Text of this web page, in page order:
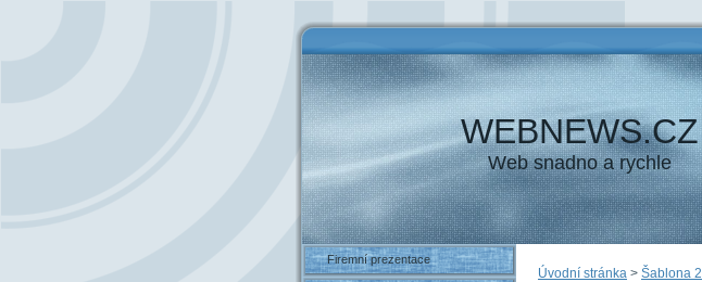
WEBNEWS.CZ
Web snadno a rychle
Firemní prezentace
Úvodní stránka > Šablona 2